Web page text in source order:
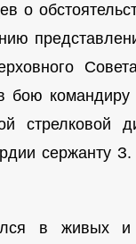
о
бою командиру
стрелковой
сержанту
в живых